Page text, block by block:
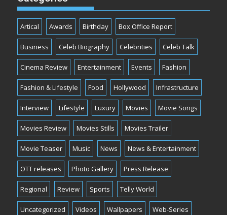
Artical Awards Birthday Box Office Report
Business Celeb Biography Celebrities Celeb Talk
Cinema Review Entertainment Events Fashion
Fashion & Lifestyle Food Hollywood Infrastructure
Interview Lifestyle Luxury Movies Movie Songs
Movies Review Movies Stills Movies Trailer
Movie Teaser Music News News & Entertainment
OTT releases Photo Gallery Press Release
Regional Review Sports Telly World
Uncategorized Videos Wallpapers Web-Series